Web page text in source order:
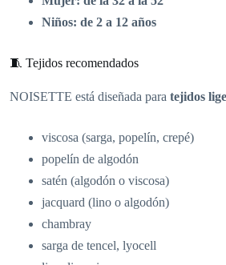
Niños: de 2 a 12 años
🧵 Tejidos recomendados
NOISETTE está diseñada para tejidos
viscosa (sarga, popelín, crepé)
popelín de algodón
satén (algodón o viscosa)
jacquard (lino o algodón)
chambray
sarga de tencel, lyocell